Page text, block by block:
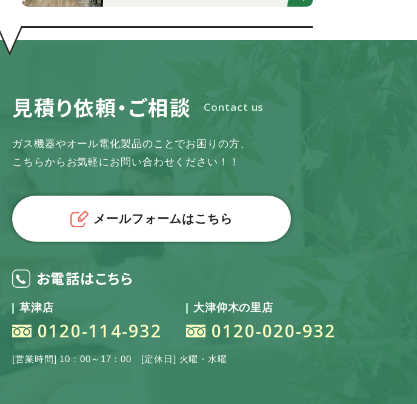
見積り依頼・ご相談 Contact us
ガス機器やオール電化製品のことでお困りの方、
こちらからお気軽にお問い合わせください！！
メールフォームはこちら
お電話はこちら
草津店
0120-114-932
大津仰木の里店
0120-020-932
[営業時間] 10：00～17：00 [定休日] 火曜・水曜